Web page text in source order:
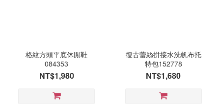
格紋方頭平底休閒鞋
084353
NT$1,980
復古蕾絲拼接水洗帆布托
特包152778
NT$1,680